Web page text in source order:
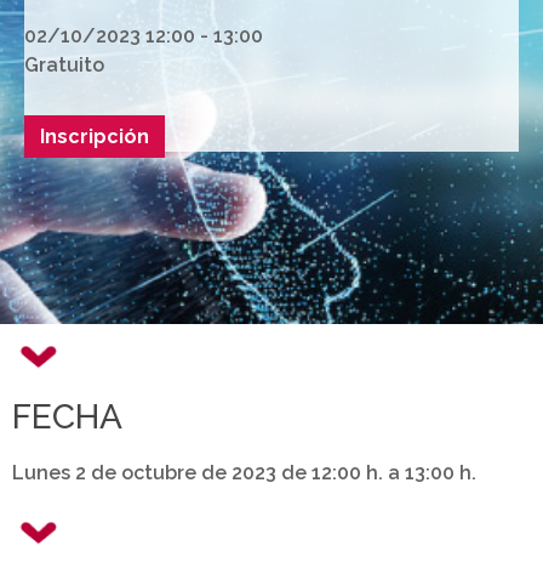
02/10/2023 12:00 - 13:00
Gratuito
Inscripción
FECHA
Lunes 2 de octubre de 2023 de 12:00 h. a 13:00 h.